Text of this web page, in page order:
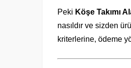
Peki Köşe Takımı
nasıldır ve sizden
kriterlerine, ödeme